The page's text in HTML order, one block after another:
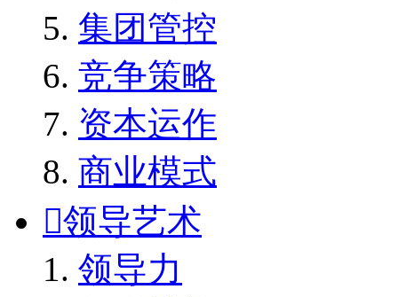
集团管控
竞争策略
资本运作
商业模式
领导艺术
领导力